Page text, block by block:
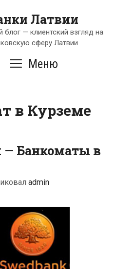
Латвии
блог — клиентский взгляд на
сферу Латвии
Меню
в Курземе
— Банкоматы в
admin